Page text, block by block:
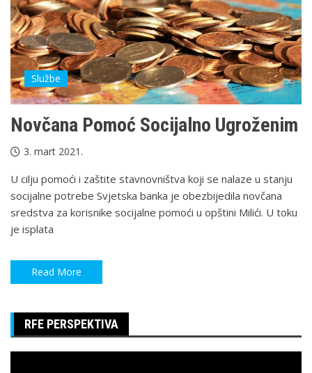
Službe
Novčana Pomoć Socijalno Ugroženim
3. mart 2021.
U cilju pomoći i zaštite stavnovništva koji se nalaze u stanju
socijalne potrebe Svjetska banka je obezbijedila novčana
sredstva za korisnike socijalne pomoći u opštini Milići. U toku
je isplata
Read More
RFE PERSPEKTIVA